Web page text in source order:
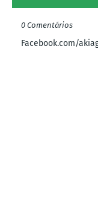
0 Comentários
Facebook.com/